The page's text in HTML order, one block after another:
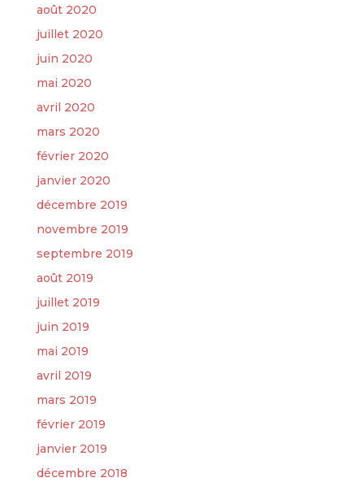
août 2020
juillet 2020
juin 2020
mai 2020
avril 2020
mars 2020
février 2020
janvier 2020
décembre 2019
novembre 2019
septembre 2019
août 2019
juillet 2019
juin 2019
mai 2019
avril 2019
mars 2019
février 2019
janvier 2019
décembre 2018